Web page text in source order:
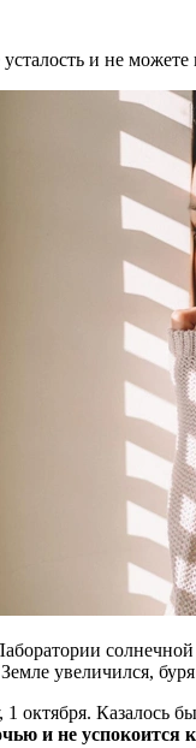
и не
увеличился,
октября. Казалось
и не успокоится